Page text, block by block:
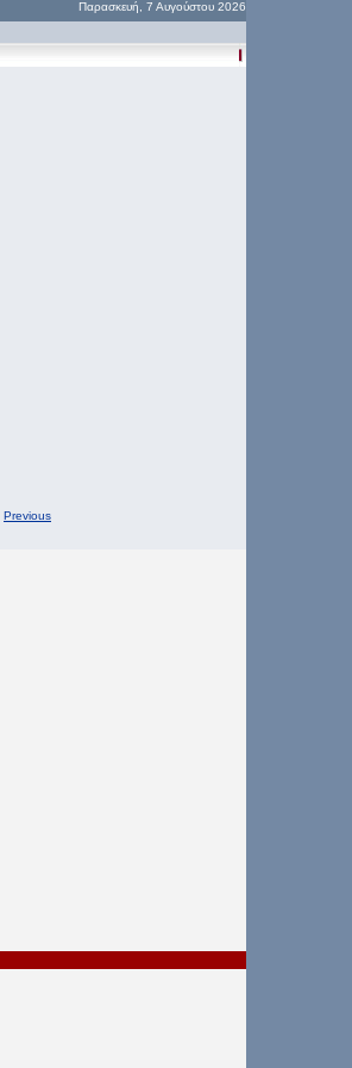
Παρασκευή, 7 Αυγούστου 2026
Previous